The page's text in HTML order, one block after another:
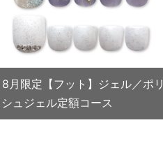
8月限定【フット】ジェル／ポリ
シュジェル定額コース